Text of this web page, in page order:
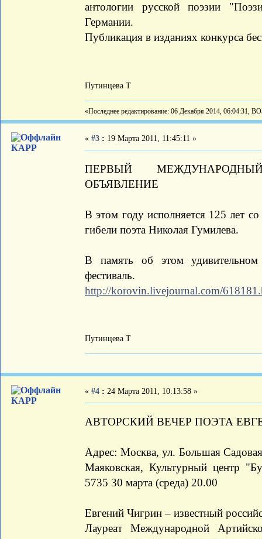
антологии русской поэзии
Германии.
Публикация в изданиях конкурса
Путинцева Т
«Последнее редактирование: 06 Декабря 2014, 06:04:31,
КАРР
« #3 : 19 Марта 2011, 11:45:11 »
ПЕРВЫЙ
ОБЪЯВЛЕНИЕ
В этом году исполняется 125 лет
гибели поэта Николая Гумилева.
В память об этом удивительном
фестиваль.
http://korovin.livejournal.com/
Путинцева Т
КАРР
« #4 : 24 Марта 2011, 10:13:58 »
АВТОРСКИЙ ВЕЧЕР ПОЭТА
Адрес: Москва, ул. Большая
Маяковская, Культурный центр
5735 30 марта (среда) 20.00
Евгений Чигрин – известный
Лауреат Международной